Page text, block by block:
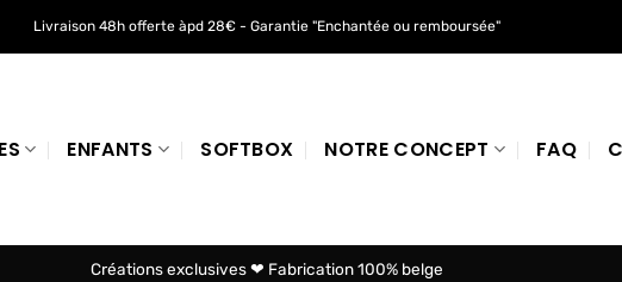
Livraison 48h offerte àpd 28€ - Garantie "Enchantée ou remboursée"
ENFANTS SOFTBOX NOTRE CONCEPT FAQ
Créations exclusives ❤ Fabrication 100% belge